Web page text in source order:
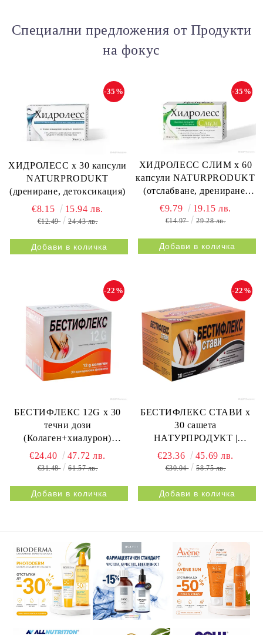
Специални предложения от Продукти
на фокус
ХИДРОЛЕСС х 30 капсули
NATURPRODUKT
(дрениране, детоксикация)
-35%
€8.15 15.94 лв.
€12.49 24.43 лв.
ХИДРОЛЕСС СЛИМ х 60
капсули NATURPRODUKT
(отслабване, дрениране,
метаболизъм)
-35%
€9.79 19.15 лв.
€14.97 29.28 лв.
БЕСТИФЛЕКС 12G х 30
течни дози
(Колаген+хиалурон)
НАТУРПРОДУКТ |
BESTIFLEX 12G 30s
-22%
€24.40 47.72 лв.
€31.48 61.57 лв.
БЕСТИФЛЕКС СТАВИ х
30 сашета
НАТУРПРОДУКТ |
BESTIFLEX JOINTS 30s
NATURPRODUKT
-22%
€23.36 45.69 лв.
€30.04 58.75 лв.